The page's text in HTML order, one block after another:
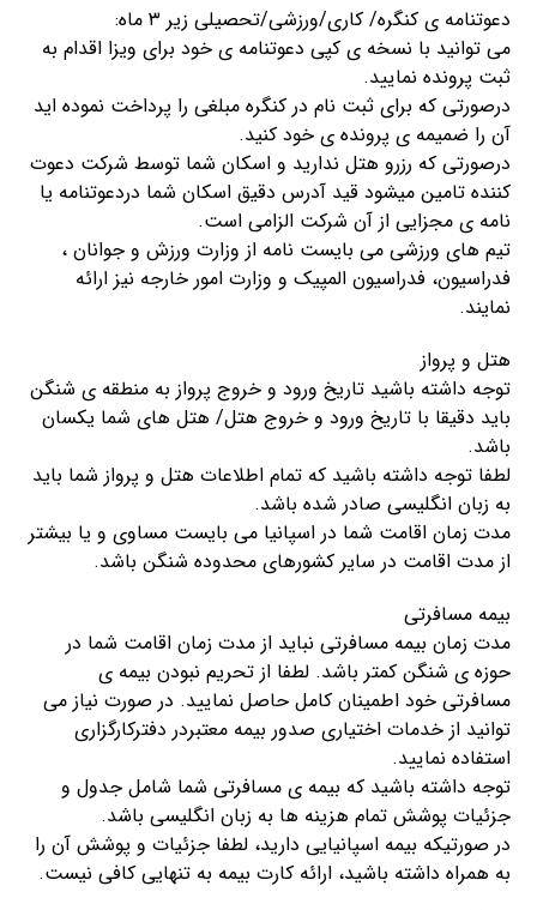
دعوتنامه ی کنگره/ کاری/ورزشی/تحصیلی زیر ۳ ماه:
می توانید با نسخه ی کپی دعوتنامه ی خود برای ویزا اقدام به
ثبت پرونده نمایید.
درصورتی که برای ثبت نام در کنگره مبلغی را پرداخت نموده اید
آن را ضمیمه ی پرونده ی خود کنید.
درصورتی که رزرو هتل ندارید و اسکان شما توسط شرکت دعوت
کننده تامین میشود قید آدرس دقیق اسکان شما دردعوتنامه یا
نامه ی مجزایی از آن شرکت الزامی است.
تیم های ورزشی می بایست نامه از وزارت ورزش و جوانان ،
فدراسیون، فدراسیون المپیک و وزارت امور خارجه نیز ارائه
نمایند.
هتل و پرواز
توجه داشته باشید تاریخ ورود و خروج پرواز به منطقه ی شنگن
باید دقیقا با تاریخ ورود و خروج هتل/ هتل های شما یکسان
باشد.
لطفا توجه داشته باشید که تمام اطلاعات هتل و پرواز شما باید
به زبان انگلیسی صادر شده باشد.
مدت زمان اقامت شما در اسپانیا می بایست مساوی و یا بیشتر
از مدت اقامت در سایر کشورهای محدوده شنگن باشد.
بیمه مسافرتی
مدت زمان بیمه مسافرتی نباید از مدت زمان اقامت شما در
حوزه ی شنگن کمتر باشد. لطفا از تحریم نبودن بیمه ی
مسافرتی خود اطمینان کامل حاصل نمایید. در صورت نیاز می
توانید از خدمات اختیاری صدور بیمه معتبردر دفترکارگزاری
استفاده نمایید.
توجه داشته باشید که بیمه ی مسافرتی شما شامل جدول و
جزئیات پوشش تمام هزینه ها به زبان انگلیسی باشد.
در صورتیکه بیمه اسپانیایی دارید، لطفا جزئیات و پوشش آن را
به همراه داشته باشید، ارائه کارت بیمه به تنهایی کافی نیست.